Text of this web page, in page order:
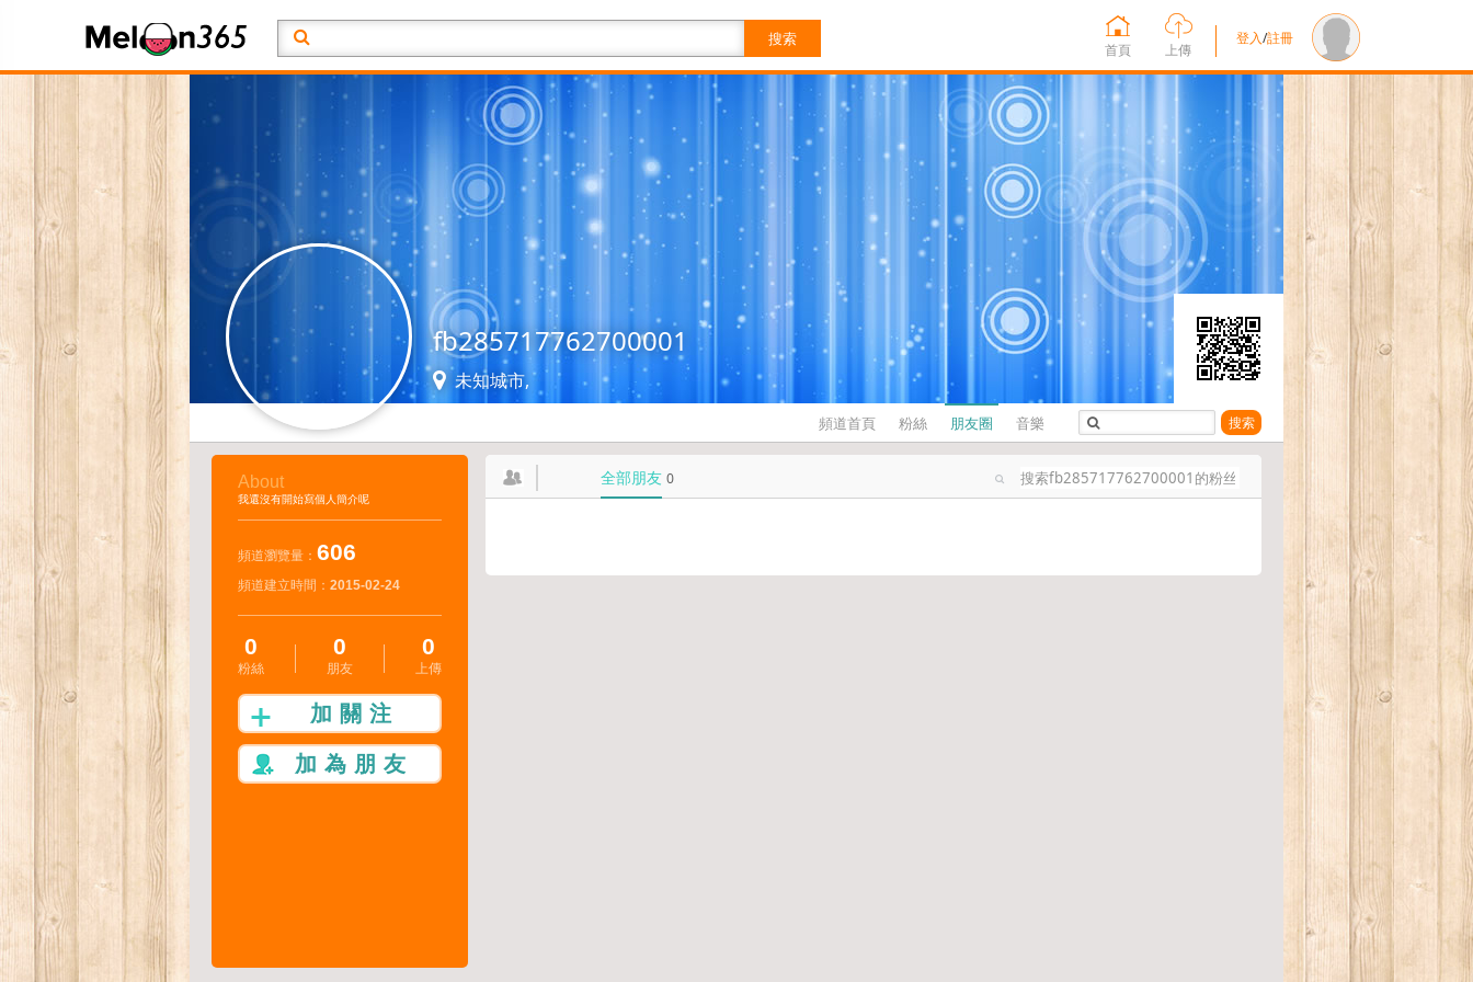
搜索 登入/註冊
首頁 上傳
fb285717762700001
未知城市,
搜索
頻道首頁 粉絲 朋友圈 音樂
我還沒有開始寫個人簡介呢
頻道瀏覽量： 606
頻道建立時間： 2015-02-24
0
粉絲
0
朋友
0
上傳
加關注
加為朋友
全部朋友 0